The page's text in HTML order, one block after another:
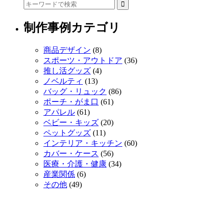
制作事例カテゴリ
商品デザイン (8)
スポーツ・アウトドア (36)
推し活グッズ (4)
ノベルティ (13)
バッグ・リュック (86)
ポーチ・がま口 (61)
アパレル (61)
ベビー・キッズ (20)
ペットグッズ (11)
インテリア・キッチン (60)
カバー・ケース (56)
医療・介護・健康 (34)
産業関係 (6)
その他 (49)